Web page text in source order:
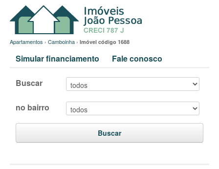
Apartamentos › Camboinha › Imóvel código 1688
Simular financiamento Fale conosco
Buscar
no bairro
Buscar